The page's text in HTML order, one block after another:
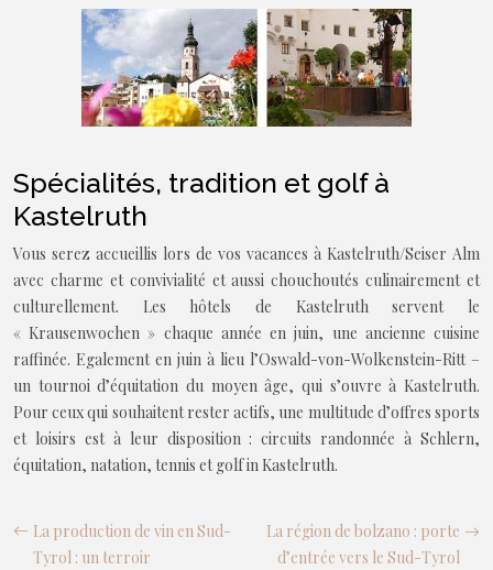
Spécialités, tradition et golf à
Kastelruth
Vous serez accueillis lors de vos vacances à Kastelruth/Seiser Alm
avec charme et convivialité et aussi chouchoutés culinairement et
culturellement. Les hôtels de Kastelruth servent le
« Krausenwochen » chaque année en juin, une ancienne cuisine
raffinée. Egalement en juin à lieu l’Oswald-von-Wolkenstein-Ritt –
un tournoi d’équitation du moyen âge, qui s’ouvre à Kastelruth.
Pour ceux qui souhaitent rester actifs, une multitude d’offres sports
et loisirs est à leur disposition : circuits randonnée à Schlern,
équitation, natation, tennis et golf in Kastelruth.
La production de vin en Sud-
Tyrol : un terroir
La région de bolzano : porte
d’entrée vers le Sud-Tyrol